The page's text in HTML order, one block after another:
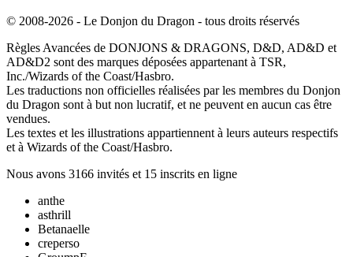
© 2008-2026 - Le Donjon du Dragon - tous droits réservés
Règles Avancées de DONJONS & DRAGONS, D&D, AD&D et
AD&D2 sont des marques déposées appartenant à TSR,
Inc./Wizards of the Coast/Hasbro.
Les traductions non officielles réalisées par les membres du Donjon
du Dragon sont à but non lucratif, et ne peuvent en aucun cas être
vendues.
Les textes et les illustrations appartiennent à leurs auteurs respectifs
et à Wizards of the Coast/Hasbro.
Nous avons 3166 invités et 15 inscrits en ligne
anthe
asthrill
Betanaelle
creperso